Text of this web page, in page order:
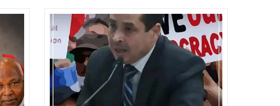
PagePage Page Page